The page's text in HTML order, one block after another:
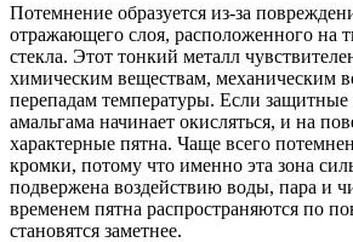
Потемнение образуется из-за
отражающего слоя, расположенного на
стекла. Этот тонкий металл
химическим веществам, механическим
перепадам температуры. Если
амальгама начинает окисляться, и на
характерные пятна. Чаще всего
кромки, потому что именно эта зона
подвержена воздействию воды, пара и
временем пятна распространяются по
становятся заметнее.